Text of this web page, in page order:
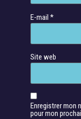
E-mail *
Site web
Enregistrer mon
pour mon